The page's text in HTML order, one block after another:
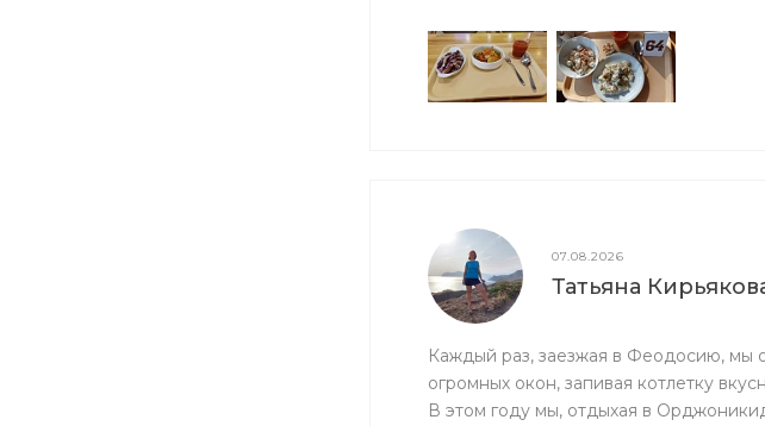
07.08.2026
Татьяна
Каждый раз, заезжая в Феодосию, мы
огромных окон, запивая котлетку
В этом году мы, отдыхая в